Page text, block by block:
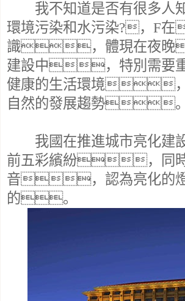
我不知道是否有很多人
環境污染和水污染?，F在
識，體現在夜
建設中，特別需要重
健康的生活環境，
自然的發展趨勢。
我國在推進城市亮化建
前五彩繽紛，同時
音，認為亮化的
的。